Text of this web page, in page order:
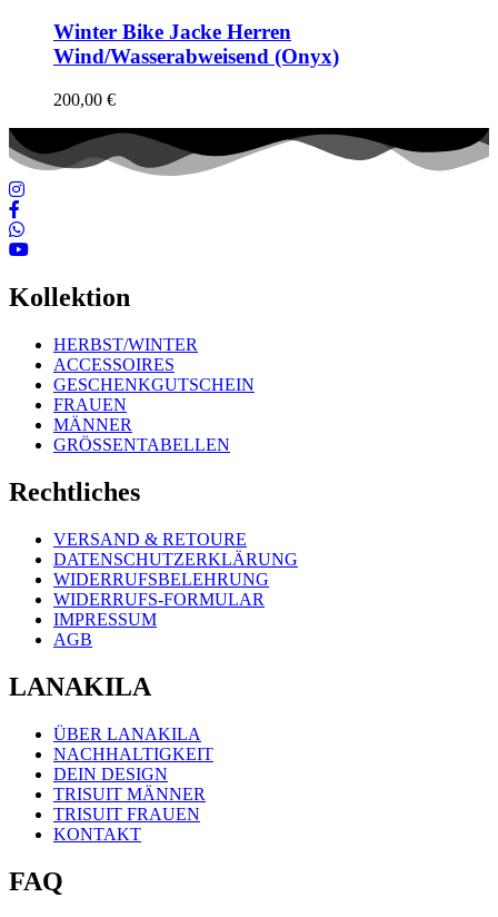
Winter Bike Jacke Herren
Wind/Wasserabweisend (Onyx)
200,00 €
Kollektion
HERBST/WINTER
ACCESSOIRES
GESCHENKGUTSCHEIN
FRAUEN
MÄNNER
GRÖSSENTABELLEN
Rechtliches
VERSAND & RETOURE
DATENSCHUTZERKLÄRUNG
WIDERRUFSBELEHRUNG
WIDERRUFS-FORMULAR
IMPRESSUM
AGB
LANAKILA
ÜBER LANAKILA
NACHHALTIGKEIT
DEIN DESIGN
TRISUIT MÄNNER
TRISUIT FRAUEN
KONTAKT
FAQ